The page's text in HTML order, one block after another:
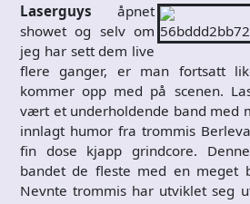
Laserguys åpnet
showet og selv om
jeg har sett dem live
flere ganger, er man fortsatt
kommer opp med på scenen.
vært et underholdende band med
innlagt humor fra trommis
fin dose kjapp grindcore.
bandet de fleste med en meget
Nevnte trommis har utviklet seg